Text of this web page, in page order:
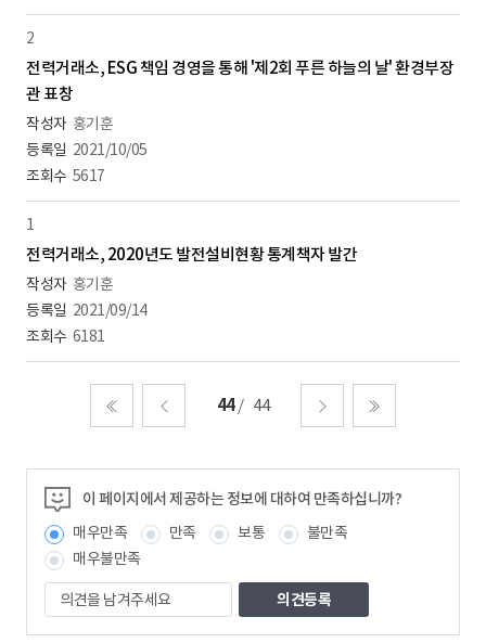
2
전력거래소, ESG 책임 경영을 통해 '제2회 푸른 하늘의 날' 환경부장
관 표창
홍기훈
2021/10/05
5617
1
전력거래소, 2020년도 발전설비현황 통계책자 발간
홍기훈
2021/09/14
6181
44 44
이 페이지에서 제공하는 정보에 대하여 만족하십니까?
매우만족
만족 보통
불만족
매우불만족
의
견
을